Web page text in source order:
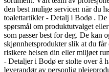
den best mulige servicen når du
toalettartikler - Detalj i Bodø .
spørsmål om produktutvalget
som passer best for deg. De kan
skjønnhetsprodukter slik at du får
risikere helsen din eller miljøet
- Detaljer i Bodø er stolte over å
leverandør av personlig